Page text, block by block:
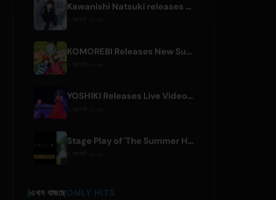
Kawanishi Natsuki releases digital single 'Sayonara wa Ichiban Kirei na Atashi de'
KOMOREBI Releases New Summer Single 'Letsu Natsu'
৭ আগস্ট ২০২৬
YOSHIKI Releases Live Videos with Diana Ross and KORN's Jonathan Davis
Stage Play of 'The Summer Hikaru Died' Streams Globally for Free on ABEMA
এখন বাজছেONLY HITS